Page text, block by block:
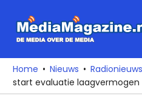
naar
media
over
de
Home Nieuws Radionieuws
start evaluatie